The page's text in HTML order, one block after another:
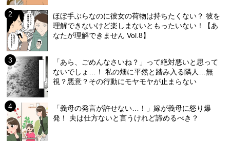
ほぼ手ぶらなのに彼女の荷物は持ちたくない？ 彼を
理解できないけど楽しまないともったいない！【あ
なたが理解できません Vol.8】
「あら、ごめんなさいね？」って絶対悪いと思って
ないでしょ…！ 私の畑に平然と踏み入る隣人…無
視？悪意？その行動にモヤモヤが止まらない
「義母の発言が許せない…！」嫁が義母に怒り爆
発！ 夫は仕方ないと言うけれど諦めるべき？